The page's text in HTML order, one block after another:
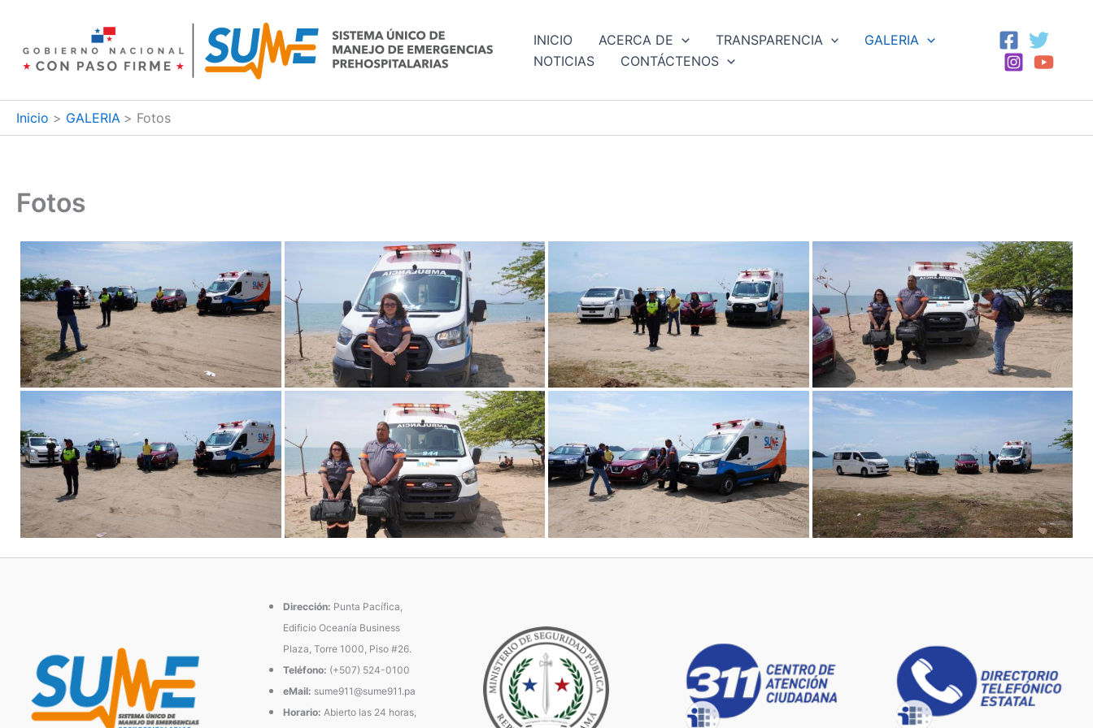
contenido
INICIO ACERCA DE TRANSPARENCIA
GALERIA
NOTICIAS
CONTÁCTENOS
Inicio GALERIA Fotos
Fotos
Dirección: Punta Pacífica,
Edificio Oceanía Business
Plaza, Torre 1000, Piso #26.
Teléfono: (+507) 524-0100
eMail: sume911@sume911.pa
Horario: Abierto las 24 horas,